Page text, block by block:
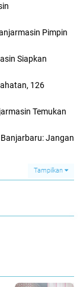
Pimpin
Siapkan
126
Temukan
Jangan
Tampilkan